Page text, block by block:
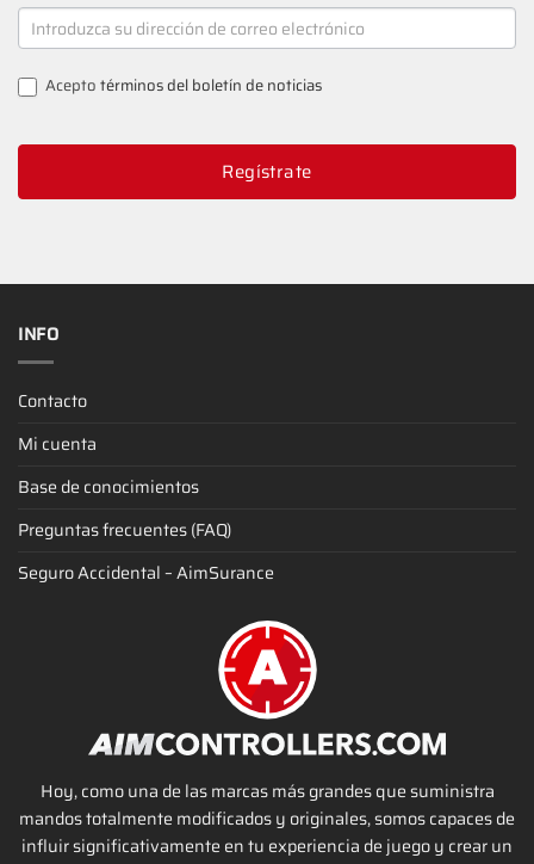
NEWSLETTER
SIGNUP
Aceptotérminos del boletín de noticias
Regístrate
INFO
Contacto
Mi cuenta
Base de conocimientos
Preguntas frecuentes (FAQ)
Seguro Accidental – AimSurance
Hoy, como una de las marcas más grandes que suministra
mandos totalmente modificados y originales, somos capaces de
influir significativamente en tu experiencia de juego y crear un